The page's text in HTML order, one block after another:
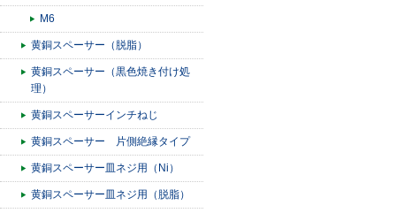
M6
黄銅スペーサー（脱脂）
黄銅スペーサー（黒色焼き付け処
理）
黄銅スペーサーインチねじ
黄銅スペーサー 片側絶縁タイプ
黄銅スペーサー皿ネジ用（Ni）
黄銅スペーサー皿ネジ用（脱脂）